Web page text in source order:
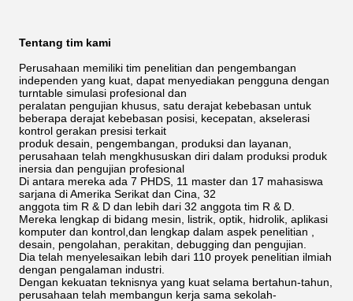
Tentang tim kami
Perusahaan memiliki tim penelitian dan pengembangan
independen yang kuat, dapat menyediakan pengguna dengan
turntable simulasi profesional dan
peralatan pengujian khusus, satu derajat kebebasan untuk
beberapa derajat kebebasan posisi, kecepatan, akselerasi
kontrol gerakan presisi terkait
produk desain, pengembangan, produksi dan layanan,
perusahaan telah mengkhususkan diri dalam produksi produk
inersia dan pengujian profesional
Di antara mereka ada 7 PHDS, 11 master dan 17 mahasiswa
sarjana di Amerika Serikat dan Cina, 32
anggota tim R & D dan lebih dari 32 anggota tim R & D.
Mereka lengkap di bidang mesin, listrik, optik, hidrolik, aplikasi
komputer dan kontrol,dan lengkap dalam aspek penelitian ,
desain, pengolahan, perakitan, debugging dan pengujian.
Dia telah menyelesaikan lebih dari 110 proyek penelitian ilmiah
dengan pengalaman industri.
Dengan kekuatan teknisnya yang kuat selama bertahun-tahun,
perusahaan telah membangun kerja sama sekolah-